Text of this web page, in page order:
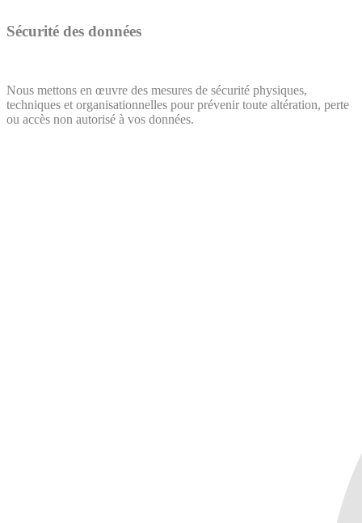
Sécurité des données
Nous mettons en œuvre des mesures de sécurité physiques,
techniques et organisationnelles pour prévenir toute altération, perte
ou accès non autorisé à vos données.